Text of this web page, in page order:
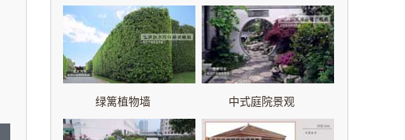
绿篱植物墙 中式庭院景观